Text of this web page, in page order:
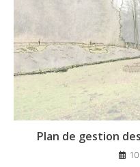
Plan de gestion